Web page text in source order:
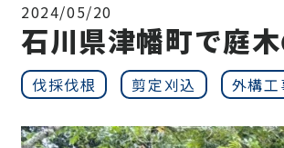
2024/05/20
石川県津幡町で庭
伐採伐根 剪定刈込 外構工